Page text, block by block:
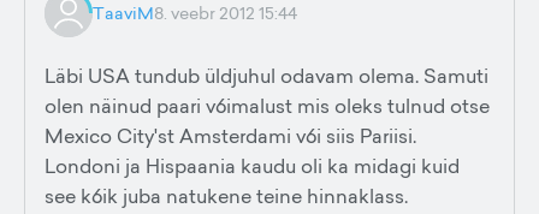
TaaviM8. veebr 2012 15:44
Läbi USA tundub üldjuhul odavam olema. Samuti
olen näinud paari v6imalust mis oleks tulnud otse
Mexico City'st Amsterdami v6i siis Pariisi.
Londoni ja Hispaania kaudu oli ka midagi kuid
see k6ik juba natukene teine hinnaklass.